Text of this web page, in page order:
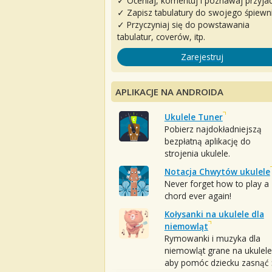
✓ Zapisz tabulatury do swojego
✓ Przyczyniaj się do powstawania
tabulatur, coverów, itp.
Zarejestruj
APLIKACJE NA ANDROIDA
Ukulele Tuner
Pobierz najdokładniejszą
bezpłatną aplikację do
strojenia ukulele.
Notacja Chwytów ukulele
Never forget how to play a
chord ever again!
Kołysanki na ukulele dla
niemowląt
Rymowanki i muzyka dla
niemowląt grane na
aby pomóc dziecku zasnąć